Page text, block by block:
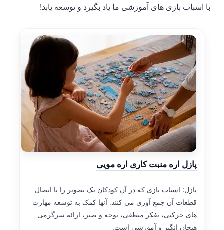
با اسباب بازی های آموزشی ما یاد بگیرد و توسعه یابد!
پازل اره منبت کاری اره مویی
پازل: اسباب بازی که در آن کودکان یک تصویر را با اتصال
قطعات آن جمع آوری می کنند. آنها کمک به توسعه مهارت
های حرکتی، تفکر منطقی، توجه و صبر، ارائه سرگرمی
هیجان انگیز و آموزشی است.